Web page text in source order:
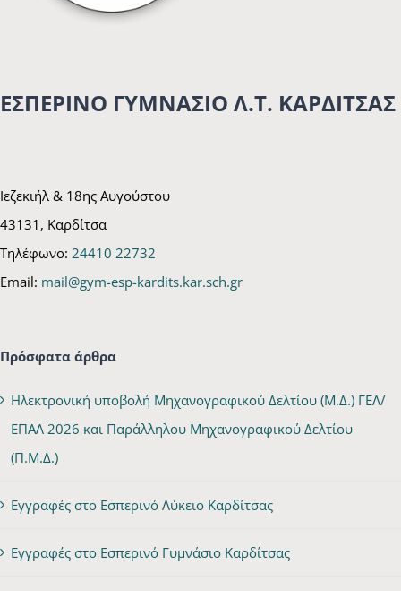
ΕΣΠΕΡΙΝΟ ΓΥΜΝΑΣΙΟ Λ.Τ. ΚΑΡΔΙΤΣΑΣ
Ιεζεκιήλ & 18ης Αυγούστου
43131, Καρδίτσα
Τηλέφωνο: 24410 22732
Email: mail@gym-esp-kardits.kar.sch.gr
Πρόσφατα άρθρα
Ηλεκτρονική υποβολή Μηχανογραφικού Δελτίου (Μ.Δ.) ΓΕΛ/
ΕΠΑΛ 2026 και Παράλληλου Μηχανογραφικού Δελτίου
(Π.Μ.Δ.)
Εγγραφές στο Εσπερινό Λύκειο Καρδίτσας
Εγγραφές στο Εσπερινό Γυμνάσιο Καρδίτσας